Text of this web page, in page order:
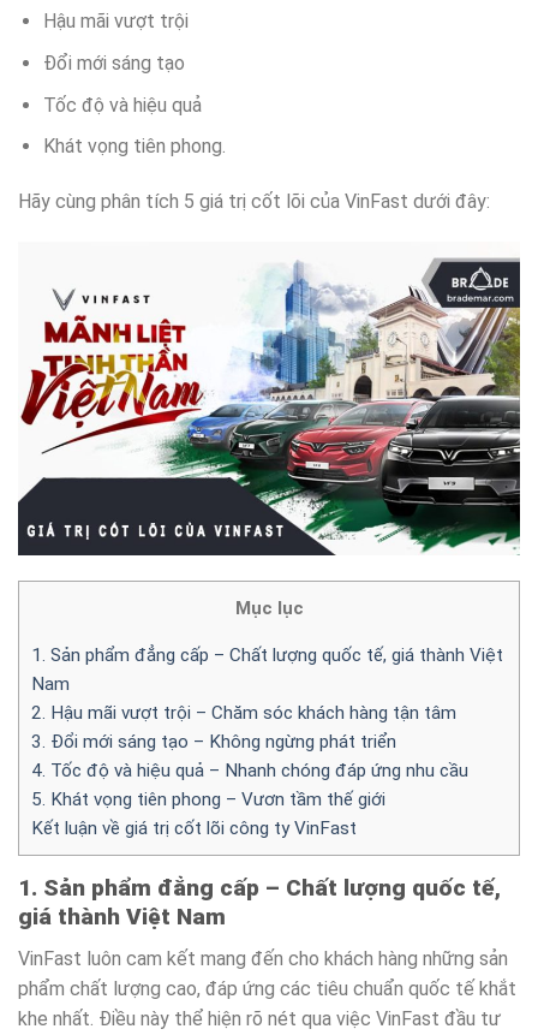
Hậu mãi vượt trội
Đổi mới sáng tạo
Tốc độ và hiệu quả
Khát vọng tiên phong.
Hãy cùng phân tích 5 giá trị cốt lõi của VinFast dưới đây:
Mục lục
1. Sản phẩm đẳng cấp – Chất lượng quốc tế, giá thành Việt
Nam
2. Hậu mãi vượt trội – Chăm sóc khách hàng tận tâm
3. Đổi mới sáng tạo – Không ngừng phát triển
4. Tốc độ và hiệu quả – Nhanh chóng đáp ứng nhu cầu
5. Khát vọng tiên phong – Vươn tầm thế giới
Kết luận về giá trị cốt lõi công ty VinFast
1. Sản phẩm đẳng cấp – Chất lượng quốc tế,
giá thành Việt Nam
VinFast luôn cam kết mang đến cho khách hàng những sản
phẩm chất lượng cao, đáp ứng các tiêu chuẩn quốc tế khắt
khe nhất. Điều này thể hiện rõ nét qua việc VinFast đầu tư